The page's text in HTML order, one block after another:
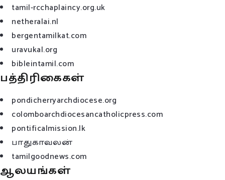
tamil-rcchaplaincy.org.uk
netheralai.nl
bergentamilkat.com
uravukal.org
bibleintamil.com
பத்திரிகைகள்
pondicherryarchdiocese.org
colomboarchdiocesancatholicpress.com
pontificalmission.lk
பாதுகாவலன்
tamilgoodnews.com
ஆலயங்கள்